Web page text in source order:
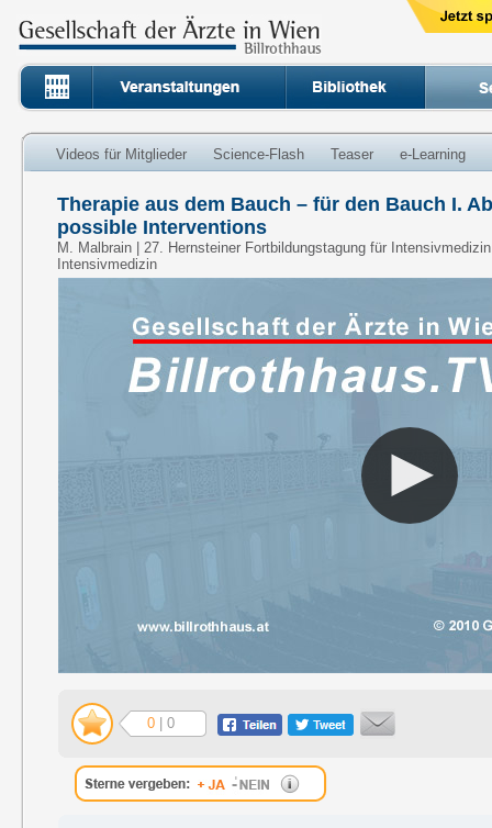
Videos für Mitglieder Science-Flash Teaser e-Learning
Therapie aus dem Bauch – für den Bauch I.
possible Interventions
M. Malbrain | 27. Hernsteiner Fortbildungstagung für
Intensivmedizin
0 | 0